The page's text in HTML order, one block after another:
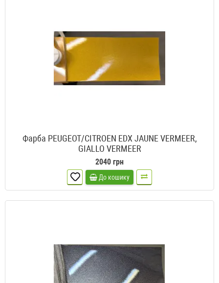
Фарба PEUGEOT/CITROEN EDX JAUNE VERMEER,
GIALLO VERMEER
2040 грн
До кошику